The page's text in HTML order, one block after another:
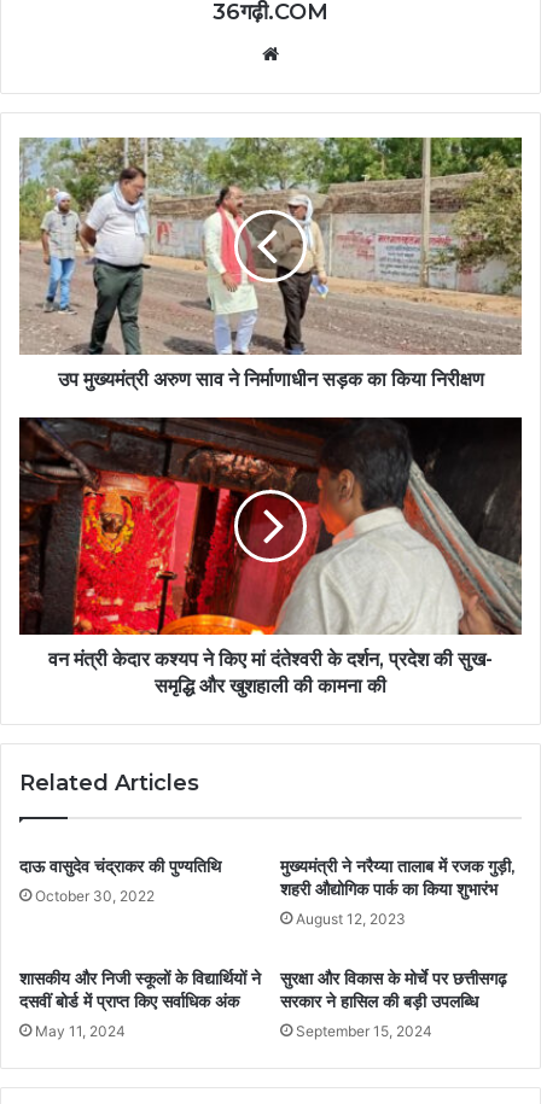
36गढ़ी.COM
उप मुख्यमंत्री अरुण साव ने निर्माणाधीन सड़क का किया निरीक्षण
वन मंत्री केदार कश्यप ने किए मां दंतेश्वरी के दर्शन, प्रदेश की सुख-
समृद्धि और खुशहाली की कामना की
Related Articles
दाऊ वासुदेव चंद्राकर की पुण्यतिथि
October 30, 2022
मुख्यमंत्री ने नरैय्या तालाब में रजक गुड़ी,
शहरी औद्योगिक पार्क का किया शुभारंभ
August 12, 2023
शासकीय और निजी स्कूलों के विद्यार्थियों ने
दसवीं बोर्ड में प्राप्त किए सर्वाधिक अंक
May 11, 2024
सुरक्षा और विकास के मोर्चे पर छत्तीसगढ़
सरकार ने हासिल की बड़ी उपलब्धि
September 15, 2024